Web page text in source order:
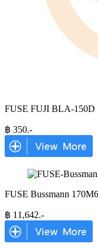
FUSE FUJI BLA-150D
฿ 350.-
FUSE Bussmann
฿ 11,642.-